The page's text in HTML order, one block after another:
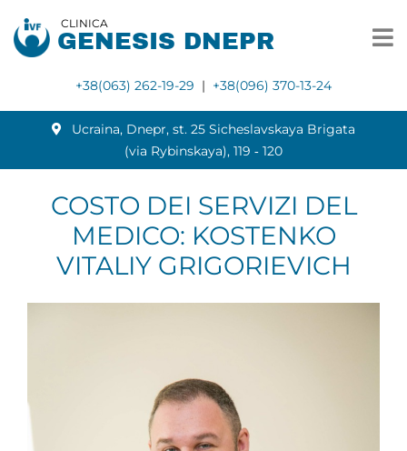
CLINICA
GENESIS DNEPR
+38(063) 262-19-29 | +38(096) 370-13-24
Ucraina, Dnepr, st. 25 Sicheslavskaya Brigata
(via Rybinskaya), 119 ‑ 120
COSTO DEI SERVIZI DEL
MEDICO: KOSTENKO
VITALIY GRIGORIEVICH